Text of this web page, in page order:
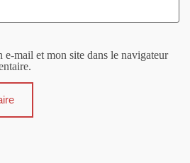
mail et mon site dans le navigateur